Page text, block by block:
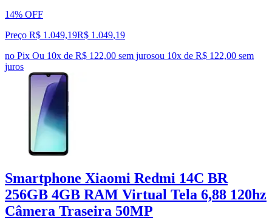
14% OFF
Preço R$ 1.049,19R$ 1.049,19
no Pix Ou 10x de R$ 122,00 sem jurosou 10x de R$ 122,00 sem
juros
Smartphone Xiaomi Redmi 14C BR
256GB 4GB RAM Virtual Tela 6,88 120hz
Câmera Traseira 50MP